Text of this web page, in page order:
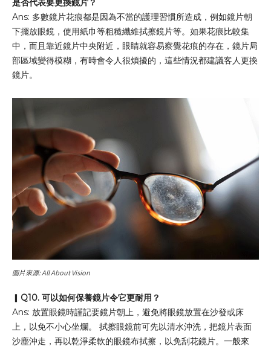
Ans: 多數鏡片花痕都是因為不當的護理習慣所造成，例如鏡片朝
下擺放眼鏡，使用紙巾等粗糙纖維拭擦鏡片等。如果花痕比較集
中，而且靠近鏡片中央附近，眼睛就容易察覺花痕的存在，鏡片局
部區域變得模糊，有時會令人很煩擾的，這些情況都建議客人更換
鏡片。
圖片來源: All About Vision
▎ Q10. 可以如何保養鏡片令它更耐用？
Ans: 放置眼鏡時謹記要鏡片朝上，避免將眼鏡放置在沙發或床
上，以免不小心坐爛。 拭擦眼鏡前可先以清水沖洗，把鏡片表面
沙塵沖走，再以乾淨柔軟的眼鏡布拭擦，以免刮花鏡片。一般來